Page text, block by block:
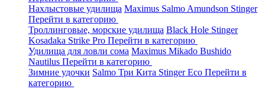
Нахлыстовые удилища Maximus Salmo Amundson Stinger
Перейти в категорию
Троллинговые, морские удилища Black Hole Stinger
Kosadaka Strike Pro Перейти в категорию
Удилища для ловли сома Maximus Mikado Bushido
Nautilus Перейти в категорию
Зимние удочки Salmo Три Кита StingerEco Перейти в
категорию